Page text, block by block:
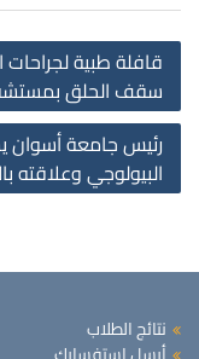
قافلة طبية لجراحات
سقف الحلق
رئيس جامعة أسوان
البيولوجي وعلاقته
نتائج الطلاب